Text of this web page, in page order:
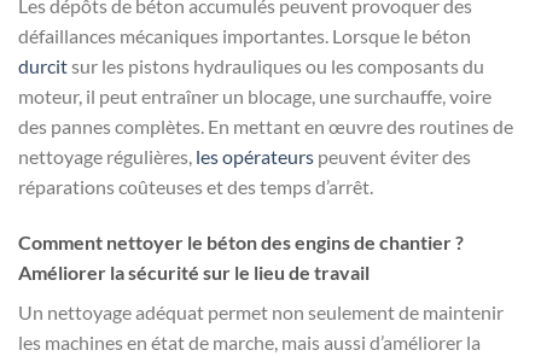
Les dépôts de béton accumulés peuvent provoquer des
défaillances mécaniques importantes. Lorsque le béton
durcitsur les pistons hydrauliques ou les composants du
moteur, il peut entraîner un blocage, une surchauffe, voire
des pannes complètes. En mettant en œuvre des routines de
nettoyage régulières, les opérateurs peuvent éviter des
réparations coûteuses et des temps d’arrêt.
Comment nettoyer le béton des engins de chantier ?
Améliorer la sécurité sur le lieu de travail
Un nettoyage adéquat permet non seulement de maintenir
les machines en état de marche, mais aussi d’améliorer la